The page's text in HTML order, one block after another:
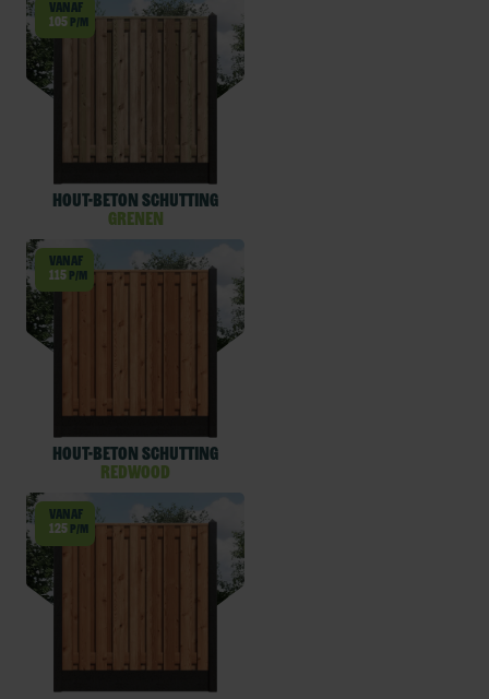
Vanaf
105 p/m
Hout-beton schutting
Grenen
Vanaf
115 p/m
Hout-beton schutting
Redwood
Vanaf
125 p/m